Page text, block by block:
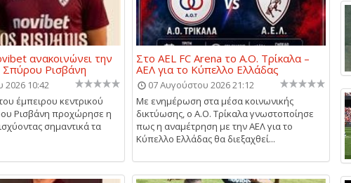
ανακοινώνει την
Ρισβάνη
2026 10:42
έμπειρου κεντρικού
Ρισβάνη προχώρησε η
σημαντικά τα
Στο AEL FC Arena το Α.Ο. Τρίκαλα –
ΑΕΛ για το Κύπελλο Ελλάδας
07 Αυγούστου 2026 21:12
Με ενημέρωση στα μέσα κοινωνικής
δικτύωσης, ο Α.Ο. Τρίκαλα γνωστοποίησε
πως η αναμέτρηση με την ΑΕΛ για το
Κύπελλο Ελλάδας θα διεξαχθεί...